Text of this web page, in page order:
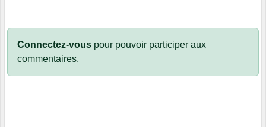
Connectez-vous pour pouvoir participer aux
commentaires.